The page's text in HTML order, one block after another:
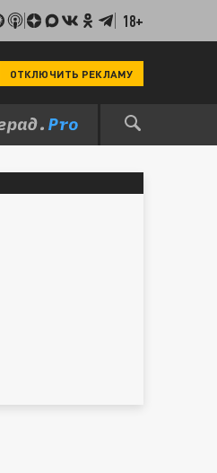
18+
ОТКЛЮЧИТЬ РЕКЛАМУ